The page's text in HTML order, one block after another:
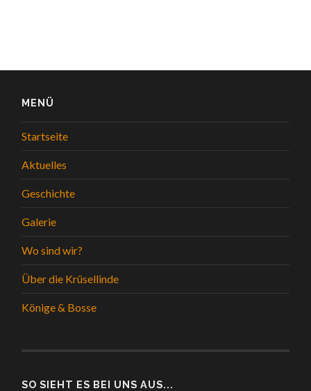
MENÜ
Startseite
Aktuelles
Geschichte
Galerie
Wo sind wir?
Über die Krüsellinde
Könige & Bosse
SO SIEHT ES BEI UNS AUS...